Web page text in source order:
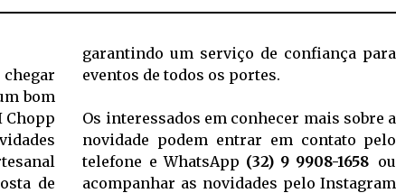
bom
Chopp
de
garantindo um serviço de confiança para
eventos de todos os portes.
Os interessados em conhecer mais sobre a
novidade podem entrar em contato pelo
telefone e WhatsApp (32) 9 9908-1658 ou
acompanhar as novidades pelo Instagram